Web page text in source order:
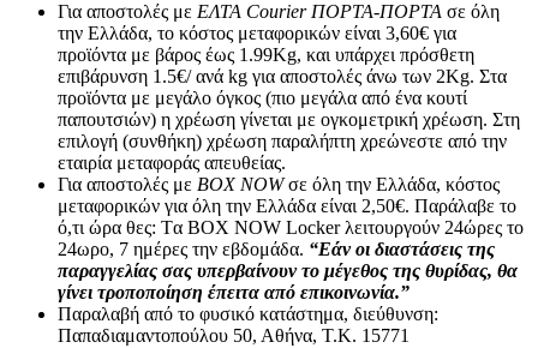
Για αποστολές με ΕΛΤΑ Courier ΠΟΡΤΑ-ΠΟΡΤΑ σε όλη
την Ελλάδα, το κόστος μεταφορικών είναι 3,60€ για
προϊόντα με βάρος έως 1.99Kg, και υπάρχει πρόσθετη
επιβάρυνση 1.5€/ ανά kg για αποστολές άνω των 2Κg. Στα
προϊόντα με μεγάλο όγκος (πιο μεγάλα από ένα κουτί
παπουτσιών) η χρέωση γίνεται με ογκομετρική χρέωση. Στη
επιλογή (συνθήκη) χρέωση παραλήπτη χρεώνεστε από την
εταιρία μεταφοράς απευθείας.
Για αποστολές με BOX NOWσε όλη την Ελλάδα, κόστος
μεταφορικών για όλη την Ελλάδα είναι 2,50€. Παράλαβε το
ό,τι ώρα θες: Tα ΒΟΧ ΝΟW Locker λειτουργούν 24ώρες το
24ωρο, 7 ημέρες την εβδομάδα. “Εάν οι διαστάσεις της
παραγγελίας σας υπερβαίνουν το μέγεθος της θυρίδας, θα
γίνει τροποποίηση έπειτα από επικοινωνία.”
Παραλαβή από το φυσικό κατάστημα, διεύθυνση:
Παπαδιαμαντοπούλου 50, Αθήνα, Τ.Κ. 15771